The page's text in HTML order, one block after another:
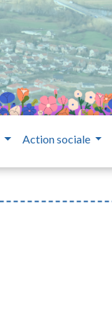
Action sociale